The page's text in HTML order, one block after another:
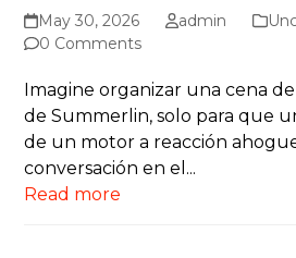
May 30, 2026 admin
0 Comments
Imagine organizar una cena
de Summerlin, solo para que
de un motor a reacción
conversación en el...
Read more